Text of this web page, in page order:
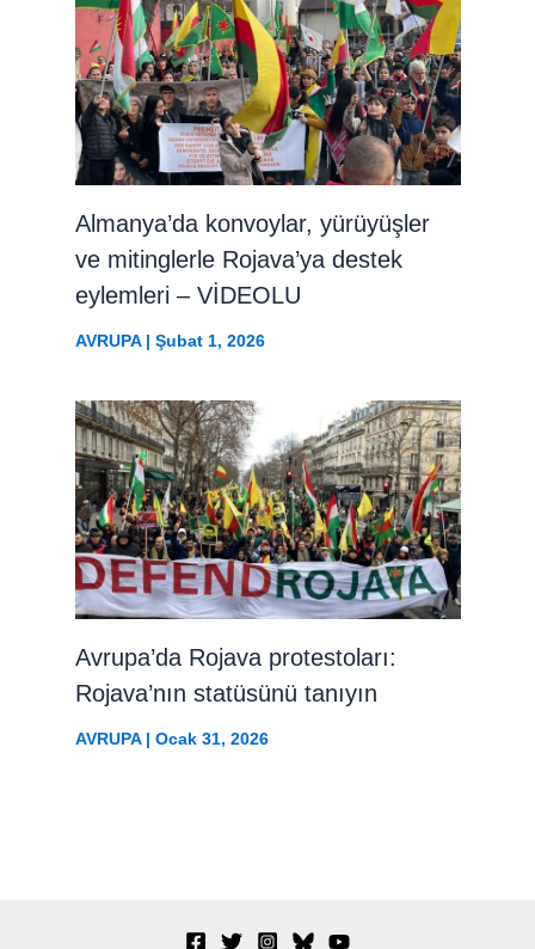
Almanya’da konvoylar, yürüyüşler
ve mitinglerle Rojava’ya destek
eylemleri – VİDEOLU
AVRUPA| Şubat 1, 2026
Avrupa’da Rojava protestoları:
Rojava’nın statüsünü tanıyın
AVRUPA| Ocak 31, 2026